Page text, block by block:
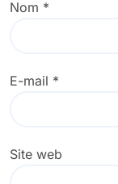
Nom *
E-mail *
Site web